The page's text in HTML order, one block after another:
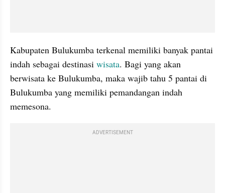
Kabupaten Bulukumba terkenal memiliki banyak pantai
indah sebagai destinasi wisata. Bagi yang akan
berwisata ke Bulukumba, maka wajib tahu 5 pantai di
Bulukumba yang memiliki pemandangan indah
memesona.
ADVERTISEMENT